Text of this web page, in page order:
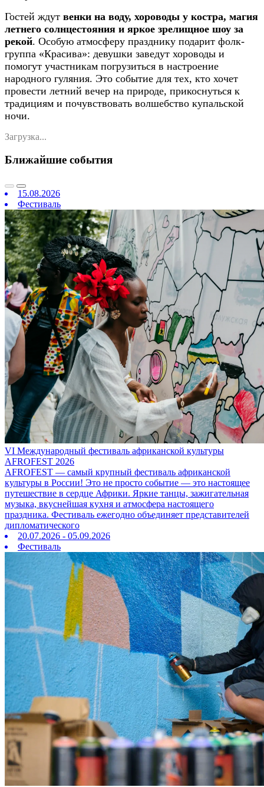
Гостей ждут венки на воду, хороводы у костра, магия
летнего солнцестояния и яркое зрелищное шоу за
рекой. Особую атмосферу празднику подарит фолк-
группа «Красива»: девушки заведут хороводы и
помогут участникам погрузиться в настроение
народного гуляния. Это событие для тех, кто хочет
провести летний вечер на природе, прикоснуться к
традициям и почувствовать волшебство купальской
ночи.
Загрузка...
Ближайшие события
15.08.2026
Фестиваль
VI Международный фестиваль африканской культуры
AFROFEST 2026
AFROFEST — самый крупный фестиваль африканской
культуры в России! Это не просто событие — это настоящее
путешествие в сердце Африки. Яркие танцы, зажигательная
музыка, вкуснейшая кухня и атмосфера настоящего
праздника. Фестиваль ежегодно объединяет представителей
дипломатического
20.07.2026 - 05.09.2026
Фестиваль